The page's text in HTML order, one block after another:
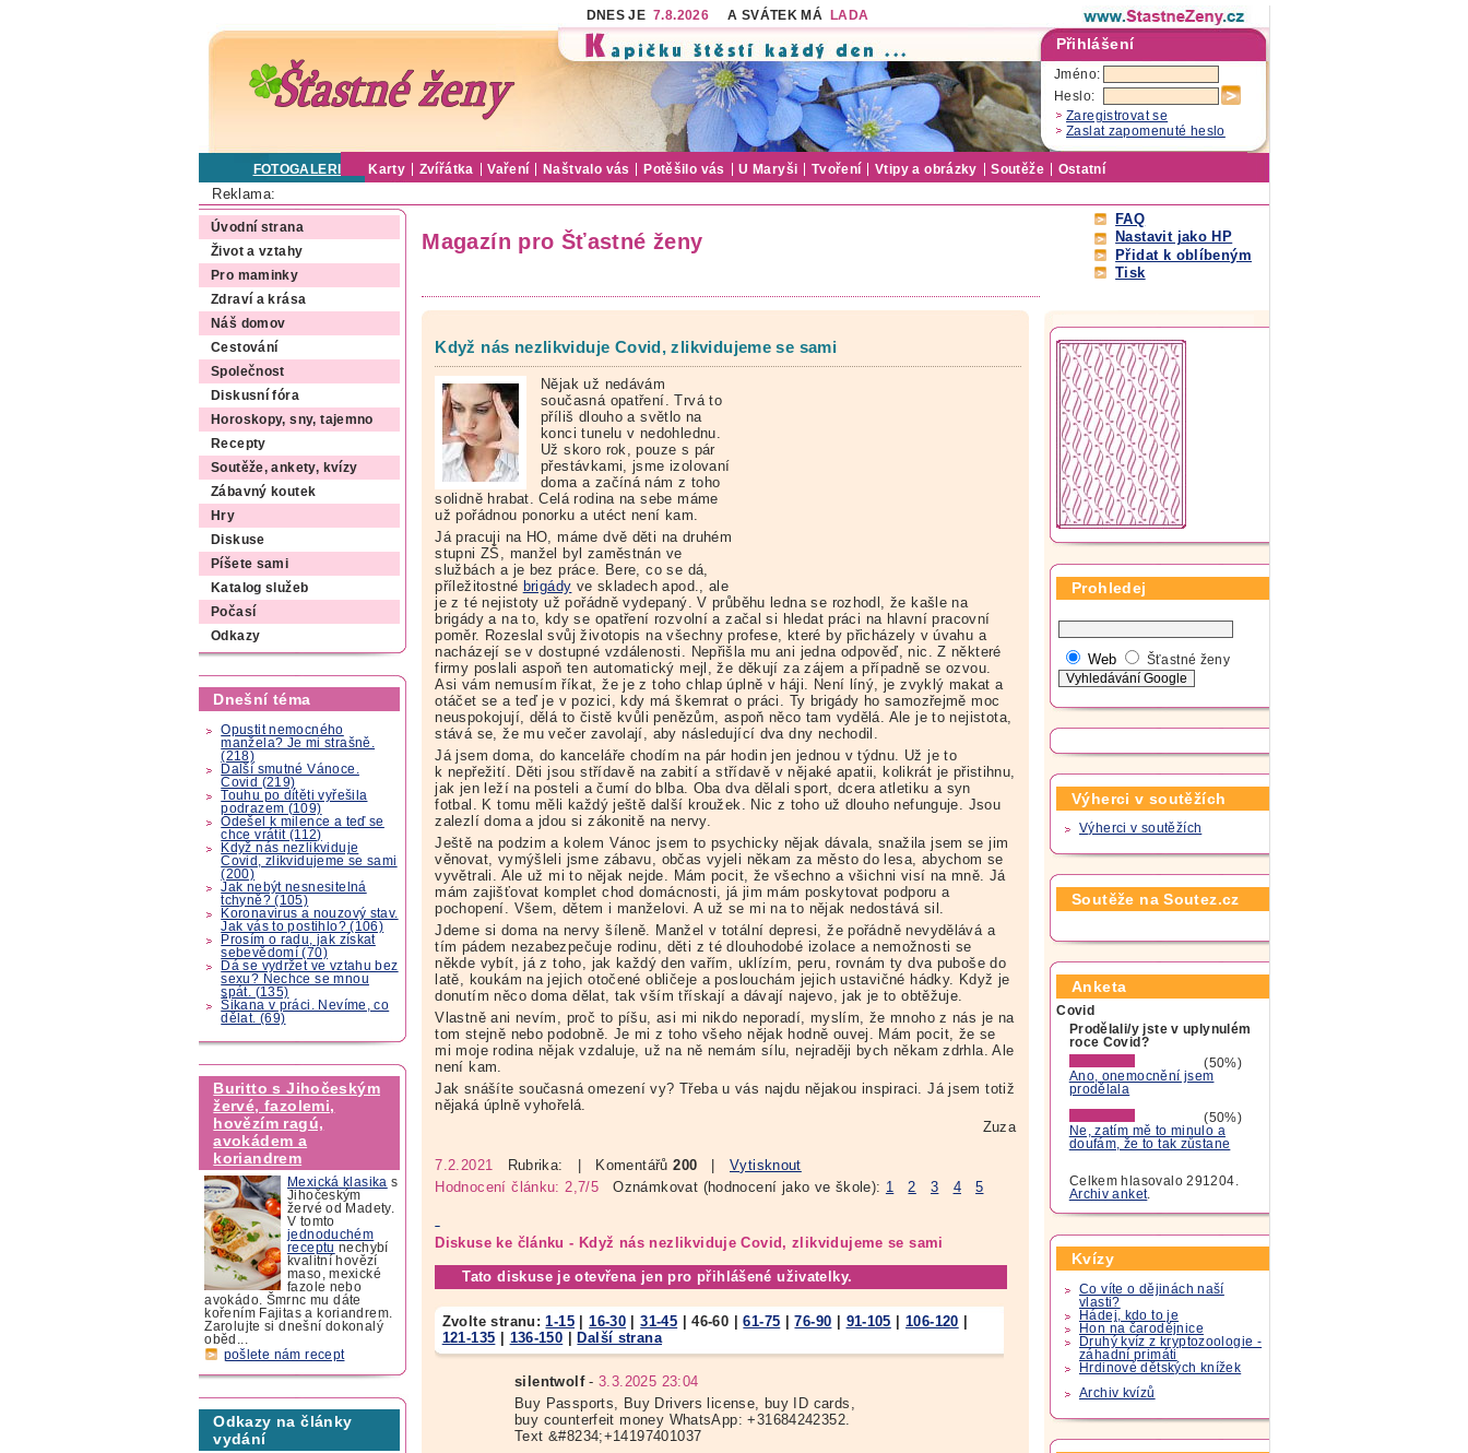
DNES JE 7.8.2026 A SVÁTEK MÁ LADA
Přihlášení
Jméno:
Heslo:
Zaregistrovat se
Zaslat zapomenuté heslo
FOTOGALERIE Karty Zvířátka Vaření Naštvalo vás Potěšilo vás U Maryši Tvoření Vtipy a obrázky Soutěže Ostatní
Reklama:
Úvodní strana
Život a vztahy
Pro maminky
Zdraví a krása
Náš domov
Cestování
Společnost
Diskusní fóra
Horoskopy, sny, tajemno
Recepty
Soutěže, ankety, kvízy
Zábavný koutek
Hry
Diskuse
Píšete sami
Katalog služeb
Počasí
Odkazy
Dnešní téma
Opustit nemocného
manžela? Je mi strašně.
(218)
Další smutné Vánoce.
Covid (219)
Touhu po dítěti vyřešila
podrazem (109)
Odešel k milence a teď se
chce vrátit (112)
Když nás nezlikviduje
Covid, zlikvidujeme se sami
(200)
Jak nebýt nesnesitelná
tchyně? (105)
Koronavirus a nouzový stav.
Jak vás to postihlo? (106)
Prosím o radu, jak získat
sebevědomí (70)
Dá se vydržet ve vztahu bez
sexu? Nechce se mnou
spát. (135)
Šikana v práci. Nevíme, co
dělat. (69)
Buritto s Jihočeským
žervé, fazolemi,
hovězím ragú,
avokádem a
koriandrem
Mexická klasika s
Jihočeským
žervé od Madety.
V tomto
jednoduchém
receptu nechybí
kvalitní hovězí
maso, mexické
fazole nebo
avokádo. Šmrnc mu dáte
kořením Fajitas a koriandrem.
Zarolujte si dnešní dokonalý
oběd...
pošlete nám recept
Odkazy na články
vydání
Magazín pro Šťastné ženy
FAQ
Nastavit jako HP
Přidat k oblíbeným
Tisk
Když nás nezlikviduje Covid, zlikvidujeme se sami
Nějak už nedávám
současná opatření. Trvá to
příliš dlouho a světlo na
konci tunelu v nedohlednu.
Už skoro rok, pouze s pár
přestávkami, jsme izolovaní
doma a začíná nám z toho
solidně hrabat. Celá rodina na sebe máme
už pořádnou ponorku a utéct není kam.
Já pracuji na HO, máme dvě děti na druhém
stupni ZŠ, manžel byl zaměstnán ve
službách a je bez práce. Bere, co se dá,
příležitostné brigády ve skladech apod., ale
je z té nejistoty už pořádně vydepaný. V průběhu ledna se rozhodl, že kašle na
brigády a na to, kdy se opatření rozvolní a začal si hledat práci na hlavní pracovní
poměr. Rozeslal svůj životopis na všechny profese, které by přicházely v úvahu a
nacházejí se v dostupné vzdálenosti. Nepřišla mu ani jedna odpověď, nic. Z některé
firmy poslali aspoň ten automatický mejl, že děkují za zájem a případně se ozvou.
Asi vám nemusím říkat, že je z toho chlap úplně v háji. Není líný, je zvyklý makat a
otáčet se a teď je v pozici, kdy má škemrat o práci. Ty brigády ho samozřejmě moc
neuspokojují, dělá to čistě kvůli penězům, aspoň něco tam vydělá. Ale je to nejistota,
stává se, že mu večer zavolají, aby následující dva dny nechodil.
Já jsem doma, do kanceláře chodím na pár hodin jen jednou v týdnu. Už je to
k nepřežití. Děti jsou střídavě na zabití a střídavě v nějaké apatii, kolikrát je přistihnu,
jak jen leží na posteli a čumí do blba. Oba dva dělali sport, dcera atletiku a syn
fotbal. K tomu měli každý ještě další kroužek. Nic z toho už dlouho nefunguje. Jsou
zalezlí doma a jdou si zákonitě na nervy.
Ještě na podzim a kolem Vánoc jsem to psychicky nějak dávala, snažila jsem se jim
věnovat, vymýšleli jsme zábavu, občas vyjeli někam za město do lesa, abychom se
vyvětrali. Ale už mi to nějak nejde. Mám pocit, že všechno a všichni visí na mně. Já
mám zajišťovat komplet chod domácnosti, já jim mám poskytovat podporu a
pochopení. Všem, dětem i manželovi. A už se mi na to nějak nedostává sil.
Jdeme si doma na nervy šíleně. Manžel v totální depresi, že pořádně nevydělává a
tím pádem nezabezpečuje rodinu, děti z té dlouhodobé izolace a nemožnosti se
někde vybít, já z toho, jak každý den vařím, uklízím, peru, rovnám ty dva puboše do
latě, koukám na jejich otočené obličeje a poslouchám jejich ustavičné hádky. Když je
donutím něco doma dělat, tak vším třískají a dávají najevo, jak je to obtěžuje.
Vlastně ani nevím, proč to píšu, asi mi nikdo neporadí, myslím, že mnoho z nás je na
tom stejně nebo podobně. Je mi z toho všeho nějak hodně ouvej. Mám pocit, že se
mi moje rodina nějak vzdaluje, už na ně nemám sílu, nejraději bych někam zdrhla. Ale
není kam.
Jak snášíte současná omezení vy? Třeba u vás najdu nějakou inspiraci. Já jsem totiž
nějaká úplně vyhořelá.
Zuza
7.2.2021 Rubrika: | Komentářů200
Vytisknout
Hodnocení článku: 2,7/5 Oznámkovat (hodnocení jako ve škole): 1 2 3 4 5
Diskuse ke článku - Když nás nezlikviduje Covid, zlikvidujeme se sami
Tato diskuse je otevřena jen pro přihlášené uživatelky.
Zvolte stranu:1-15 |16-30 |31-45 |46-60 |61-75 |76-90 | 91-105 |106-120 |
121-135 | 136-150 |Další strana
silentwolf-3.3.2025 23:04
Buy Passports, Buy Drivers license, buy ID cards,
buy counterfeit money WhatsApp: +31684242352.
Text &#8234;+14197401037
Prohledej
Web Šťastné ženy
Výherci v soutěžích
Výherci v soutěžích
Soutěže na Soutez.cz
Anketa
Covid
Prodělali/y jste v uplynulém
roce Covid?
(50%)
Ano, onemocnění jsem
prodělala
(50%)
Ne, zatím mě to minulo a
doufám, že to tak zůstane
Celkem hlasovalo 291204.
Archiv anket.
Kvízy
Co víte o dějinách naší
vlasti?
Hádej, kdo to je
Hon na čarodějnice
Druhý kvíz z kryptozoologie -
záhadní primáti
Hrdinové dětských knížek
Archiv kvízů